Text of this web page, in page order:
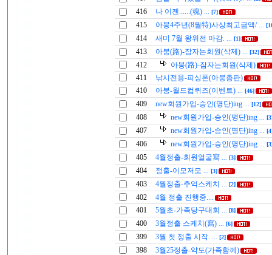
416 나 이젠......(魂) [7]
415 아붕4주년(8월特)사상최고금액/
414 새미 7월 왕위전 마감. [1]
413 아붕(路)-잠자는회원(삭제) [32]
412
아붕(路)-잠자는회원(삭제)
411
낚시전용-피싱폰(아붕총판)
410
아붕-월드컵퀴즈(이벤트) [46]
409 new회원가입-승인(명단)ing [12]
408 new회원가입-승인(명단)ing
407 new회원가입-승인(명단)ing
406 new회원가입-승인(명단)ing
405 4월정출-회원얼굴寫 [3]
404 정출-이모저모 [3]
403 4월정출-추억스케치 [2]
402
4월 정출 진행중....
401
5월초-가족당구대회 [8]
400 3월정출 스케치(寫) [6]
399 3월 첫 정출 시작. [2]
398
3월25정출-약도(가족함께)